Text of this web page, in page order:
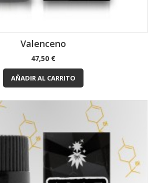
Valenceno
Precio
47,50 €
AÑADIR AL CARRITO